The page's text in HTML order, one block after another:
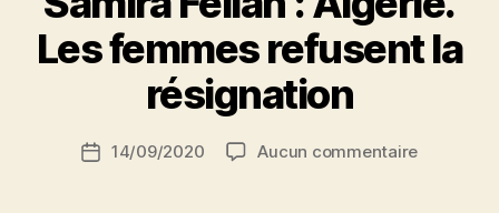
Les femmes refusent la
résignation
de
a
r
S
N
Date14/09/2020 Aucun commentairesur